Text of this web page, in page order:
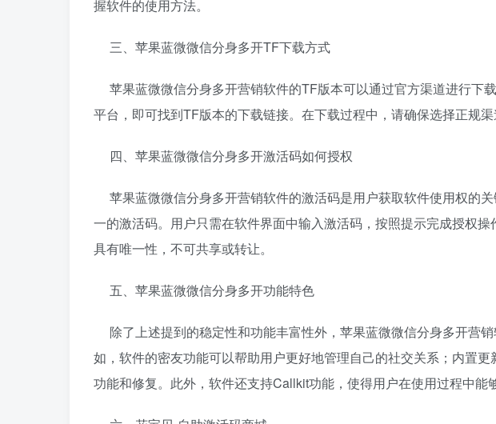
握软件的使用方法。
三、苹果蓝微微信分身多开TF下载方式
苹果蓝微微信分身多开营销软件的TF版本可以通过官方渠道进行下
平台，即可找到TF版本的下载链接。在下载过程中，请确保选择正规渠
四、苹果蓝微微信分身多开激活码如何授权
苹果蓝微微信分身多开营销软件的激活码是用户获取软件使用权的
一的激活码。用户只需在软件界面中输入激活码，按照提示完成授权
具有唯一性，不可共享或转让。
五、苹果蓝微微信分身多开功能特色
除了上述提到的稳定性和功能丰富性外，苹果蓝微微信分身多开营
如，软件的密友功能可以帮助用户更好地管理自己的社交关系；内置
功能和修复。此外，软件还支持Callkit功能，使得用户在使用过程中能